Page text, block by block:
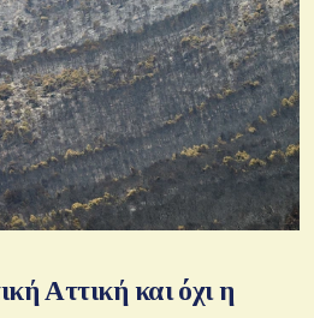
Αττική και όχι η